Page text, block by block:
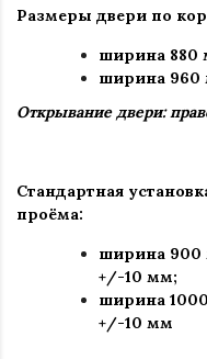
Размеры двери по
ширина 880
ширина 960
Открывание двери:
Стандартная
проёма:
ширина 900
+/-10 мм;
ширина
+/-10 мм